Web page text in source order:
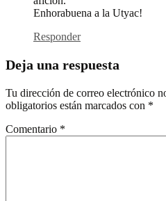
Enhorabuena a la Utyac!
Responder
Deja una respuesta
Tu dirección de correo electrónico
obligatorios están marcados con *
Comentario *